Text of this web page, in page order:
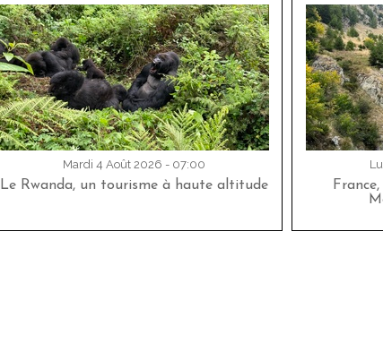
Mardi 4 Août 2026 - 07:00
Le Rwanda, un tourisme à haute altitude